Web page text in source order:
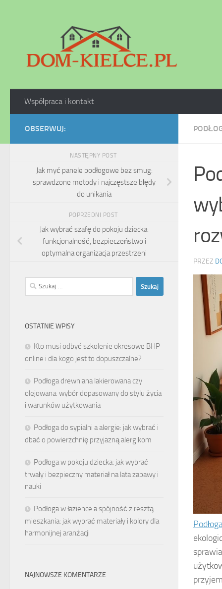
Współpraca i kontakt
PRZEZ
OBSERWUJ:
NASTĘPNY POST
Jak myć panele podłogowe bez smug:
sprawdzone metody i najczęstsze błędy
do unikania
POPRZEDNI POST
Jak wybrać szafę do pokoju dziecka:
funkcjonalność, bezpieczeństwo i
optymalna organizacja przestrzeni
Szukaj:
OSTATNIE WPISY
Kto musi odbyć szkolenie okresowe BHP
online i dla kogo jest to dopuszczalne?
Podłoga drewniana lakierowana czy
olejowana: wybór dopasowany do stylu życia
i warunków użytkowania
Podłoga do sypialni a alergie: jak wybrać i
dbać o powierzchnię przyjazną alergikom
Podłoga w pokoju dziecka: jak wybrać
trwały i bezpieczny materiał na lata zabawy i
nauki
Podłoga w łazience a spójność z resztą
mieszkania: jak wybrać materiały i kolory dla
harmonijnej aranżacji
NAJNOWSZE KOMENTARZE